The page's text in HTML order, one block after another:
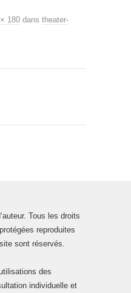
180 dans theater-
Tous les droits
reproduites
sont réservés.
des
individuelle et